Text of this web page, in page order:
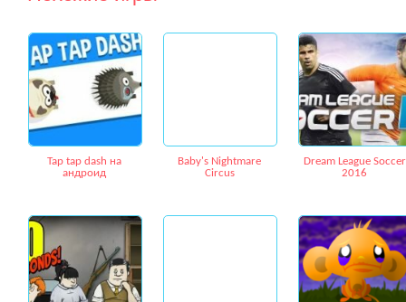
Tap tap dash на
андроид
Baby's Nightmare
Circus
Dream League Soccer
2016